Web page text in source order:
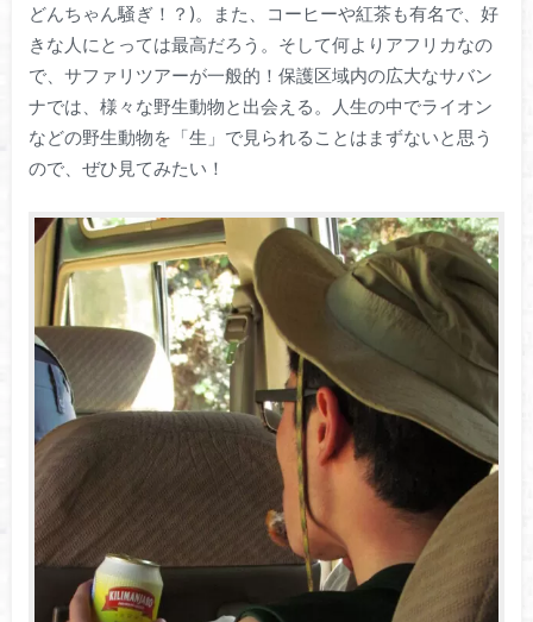
どんちゃん騒ぎ！？)。また、コーヒーや紅茶も有名で、好
きな人にとっては最高だろう。そして何よりアフリカなの
で、サファリツアーが一般的！保護区域内の広大なサバン
ナでは、様々な野生動物と出会える。人生の中でライオン
などの野生動物を「生」で見られることはまずないと思う
ので、ぜひ見てみたい！